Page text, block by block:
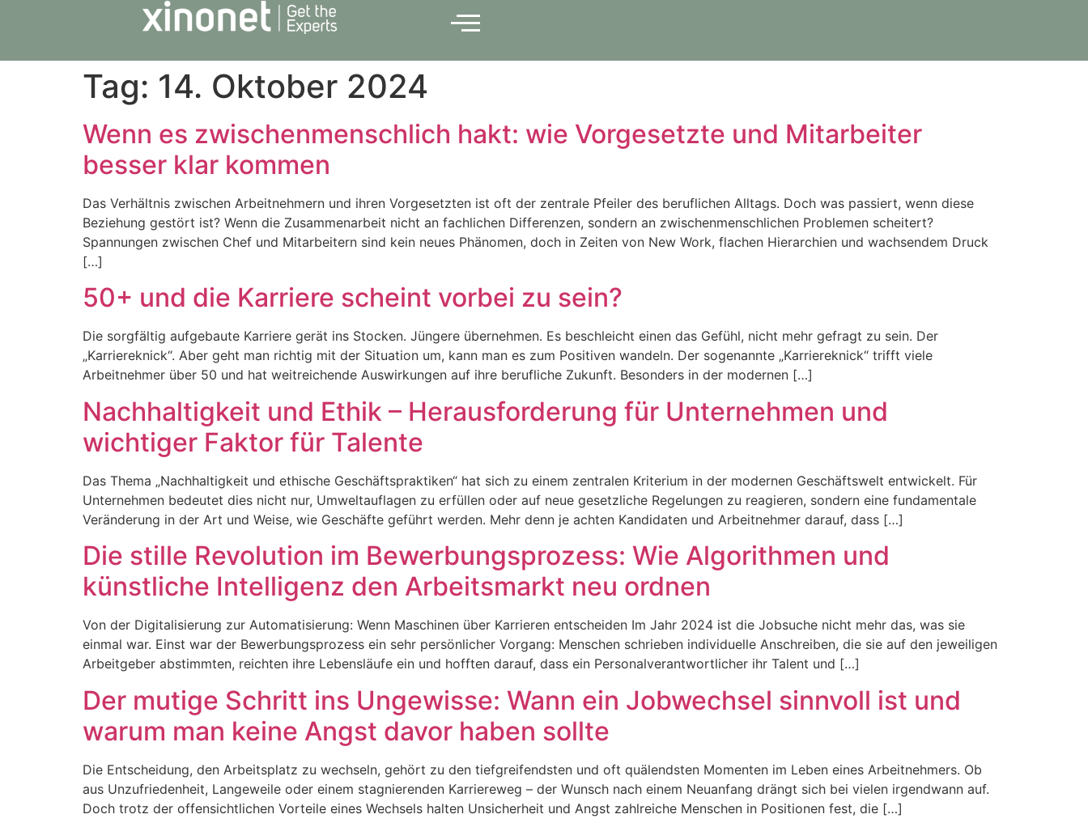
Tag: 14. Oktober 2024
Wenn es zwischenmenschlich hakt: wie Vorgesetzte und Mitarbeiter
besser klar kommen
Das Verhältnis zwischen Arbeitnehmern und ihren Vorgesetzten ist oft der zentrale Pfeiler des beruflichen Alltags. Doch was passiert, wenn diese
Beziehung gestört ist? Wenn die Zusammenarbeit nicht an fachlichen Differenzen, sondern an zwischenmenschlichen Problemen scheitert?
Spannungen zwischen Chef und Mitarbeitern sind kein neues Phänomen, doch in Zeiten von New Work, flachen Hierarchien und wachsendem Druck
[…]
50+ und die Karriere scheint vorbei zu sein?
Die sorgfältig aufgebaute Karriere gerät ins Stocken. Jüngere übernehmen. Es beschleicht einen das Gefühl, nicht mehr gefragt zu sein. Der
„Karriereknick“. Aber geht man richtig mit der Situation um, kann man es zum Positiven wandeln. Der sogenannte „Karriereknick“ trifft viele
Arbeitnehmer über 50 und hat weitreichende Auswirkungen auf ihre berufliche Zukunft. Besonders in der modernen […]
Nachhaltigkeit und Ethik – Herausforderung für Unternehmen und
wichtiger Faktor für Talente
Das Thema „Nachhaltigkeit und ethische Geschäftspraktiken“ hat sich zu einem zentralen Kriterium in der modernen Geschäftswelt entwickelt. Für
Unternehmen bedeutet dies nicht nur, Umweltauflagen zu erfüllen oder auf neue gesetzliche Regelungen zu reagieren, sondern eine fundamentale
Veränderung in der Art und Weise, wie Geschäfte geführt werden. Mehr denn je achten Kandidaten und Arbeitnehmer darauf, dass […]
Die stille Revolution im Bewerbungsprozess: Wie Algorithmen und
künstliche Intelligenz den Arbeitsmarkt neu ordnen
Von der Digitalisierung zur Automatisierung: Wenn Maschinen über Karrieren entscheiden Im Jahr 2024 ist die Jobsuche nicht mehr das, was sie
einmal war. Einst war der Bewerbungsprozess ein sehr persönlicher Vorgang: Menschen schrieben individuelle Anschreiben, die sie auf den jeweiligen
Arbeitgeber abstimmten, reichten ihre Lebensläufe ein und hofften darauf, dass ein Personalverantwortlicher ihr Talent und […]
Der mutige Schritt ins Ungewisse: Wann ein Jobwechsel sinnvoll ist und
warum man keine Angst davor haben sollte
Die Entscheidung, den Arbeitsplatz zu wechseln, gehört zu den tiefgreifendsten und oft quälendsten Momenten im Leben eines Arbeitnehmers. Ob
aus Unzufriedenheit, Langeweile oder einem stagnierenden Karriereweg – der Wunsch nach einem Neuanfang drängt sich bei vielen irgendwann auf.
Doch trotz der offensichtlichen Vorteile eines Wechsels halten Unsicherheit und Angst zahlreiche Menschen in Positionen fest, die […]